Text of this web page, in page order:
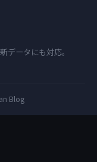
データにも対応。
Blog